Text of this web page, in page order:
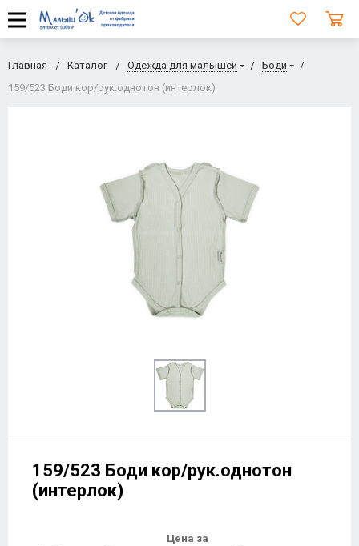
Главная Каталог Одежда для малышей
Боди
159/523 Боди кор/рук.однотон (интерлок)
159/523 Боди кор/рук.однотон
(интерлок)
Цена за